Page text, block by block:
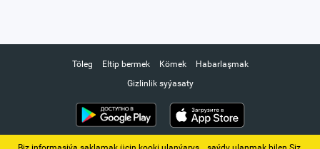
Töleg Eltip bermek Kömek
Habarlaşmak
Gizlinlik syýasaty